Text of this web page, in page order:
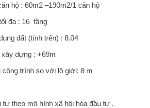
hộ : 60m2 –190m2/1 căn hộ
đa : 16 tầng
đất (tính trên) : 8.04
xây dựng : +69m
công trình so với lộ giới: 8 m
theo mô hình xã hội hóa đầu tư .